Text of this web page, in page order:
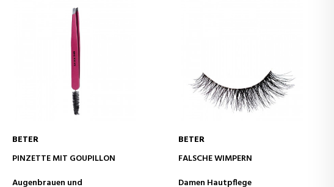
IN DEN WARENKORB
BETER
PINZETTE MIT GOUPILLON
Augenbrauen und
IN DEN WARENKORB
BETER
FALSCHE WIMPERN
Damen Hautpflege